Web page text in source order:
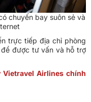
chuyến bay suôn sẻ và
trực tiếp địa chỉ phòng
được tư vấn và hỗ trợ
Vietravel Airlines chính